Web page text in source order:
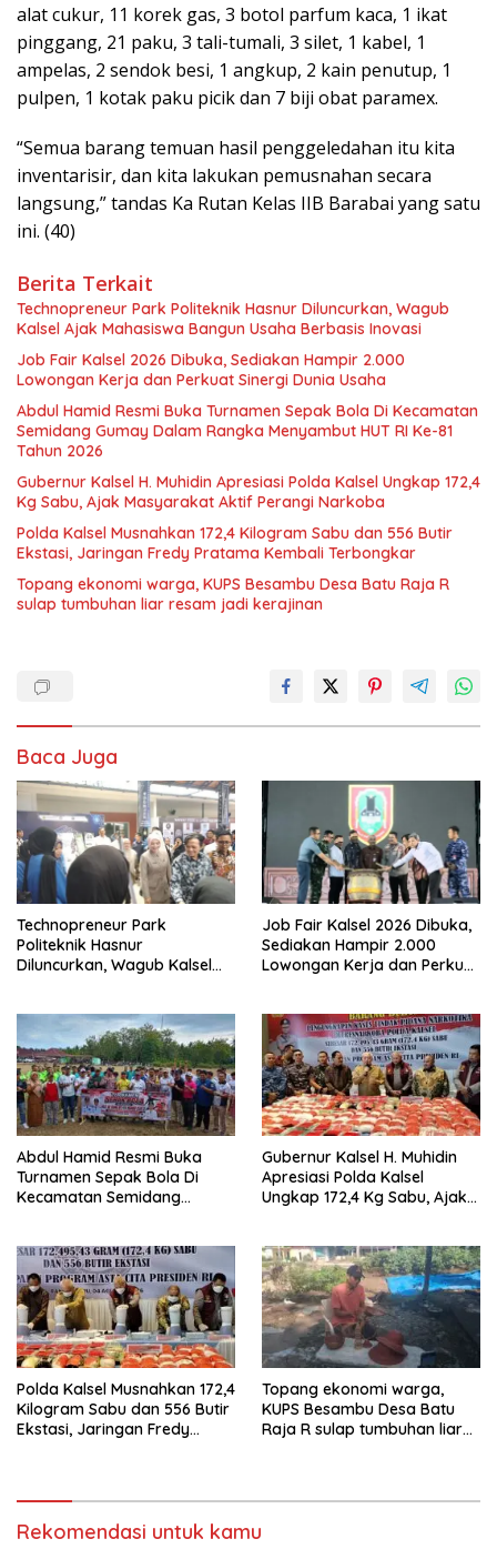
alat cukur, 11 korek gas, 3 botol parfum kaca, 1 ikat
pinggang, 21 paku, 3 tali-tumali, 3 silet, 1 kabel, 1
ampelas, 2 sendok besi, 1 angkup, 2 kain penutup, 1
pulpen, 1 kotak paku picik dan 7 biji obat paramex.
“Semua barang temuan hasil penggeledahan itu kita
inventarisir, dan kita lakukan pemusnahan secara
langsung,” tandas Ka Rutan Kelas IIB Barabai yang satu
ini. (40)
Berita Terkait
Technopreneur Park Politeknik Hasnur Diluncurkan, Wagub
Kalsel Ajak Mahasiswa Bangun Usaha Berbasis Inovasi
Job Fair Kalsel 2026 Dibuka, Sediakan Hampir 2.000
Lowongan Kerja dan Perkuat Sinergi Dunia Usaha
Abdul Hamid Resmi Buka Turnamen Sepak Bola Di Kecamatan
Semidang Gumay Dalam Rangka Menyambut HUT RI Ke-81
Tahun 2026
Gubernur Kalsel H. Muhidin Apresiasi Polda Kalsel Ungkap 172,4
Kg Sabu, Ajak Masyarakat Aktif Perangi Narkoba
Polda Kalsel Musnahkan 172,4 Kilogram Sabu dan 556 Butir
Ekstasi, Jaringan Fredy Pratama Kembali Terbongkar
Topang ekonomi warga, KUPS Besambu Desa Batu Raja R
sulap tumbuhan liar resam jadi kerajinan
Baca Juga
Technopreneur Park
Politeknik Hasnur
Diluncurkan, Wagub Kalsel
Job Fair Kalsel 2026 Dibuka,
Sediakan Hampir 2.000
Lowongan Kerja dan Perkuat
Abdul Hamid Resmi Buka
Turnamen Sepak Bola Di
Kecamatan Semidang
Tahun 2026
Gubernur Kalsel H. Muhidin
Apresiasi Polda Kalsel
Ungkap 172,4 Kg Sabu, Ajak
Polda Kalsel Musnahkan 172,4
Kilogram Sabu dan 556 Butir
Ekstasi, Jaringan Fredy
Topang ekonomi warga,
KUPS Besambu Desa Batu
Raja R sulap tumbuhan liar
Rekomendasi untuk kamu